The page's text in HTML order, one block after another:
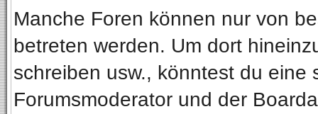
Manche Foren können nur von
betreten werden. Um dort
schreiben usw., könntest du
Forumsmoderator und der